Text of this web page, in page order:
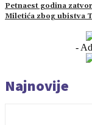
Petnaest godina
Miletića zbog ubistva
-
Najnovije